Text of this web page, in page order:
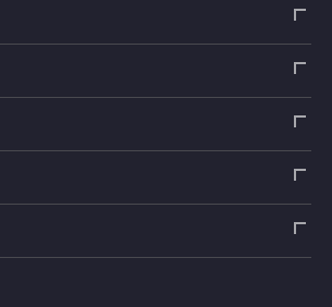
力計
計
・チェンジレバー操作力計
）
テム
リューション - 学ぶ・調べる
扱いと該非判定書
SDS）